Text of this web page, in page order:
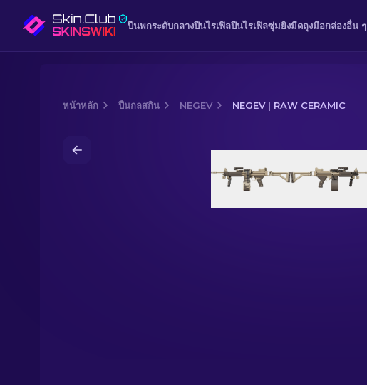
ปืนพกระดับกลางปืนไรเฟิลปืนไรเฟิลซุ่มยิงมีดถุงมือกล่องอื่น ๆ
หน้าหลัก ปืนกลสกิน NEGEV NEGEV | RAW CERAMIC